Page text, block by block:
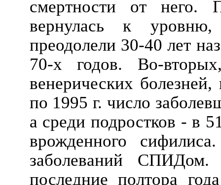
смертности от него.
вернулась к
преодолели 30-40 лет
70-х годов. Во-
венерических
по 1995 г. число
а среди подростков - в
врожденного
заболеваний
последние полтора